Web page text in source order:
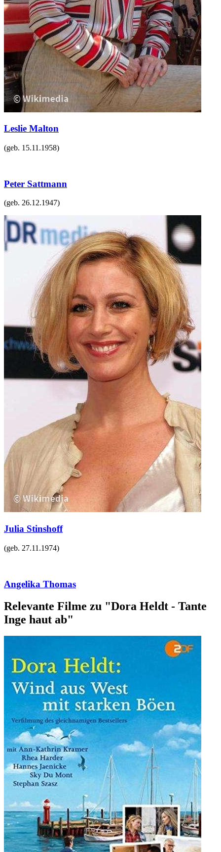
Leslie Malton
(geb. 15.11.1958)
Peter Sattmann
(geb. 26.12.1947)
Julia Stinshoff
(geb. 27.11.1974)
Angelika Thomas
Relevante Filme zu "Dora Heldt - Tante
Inge haut ab"